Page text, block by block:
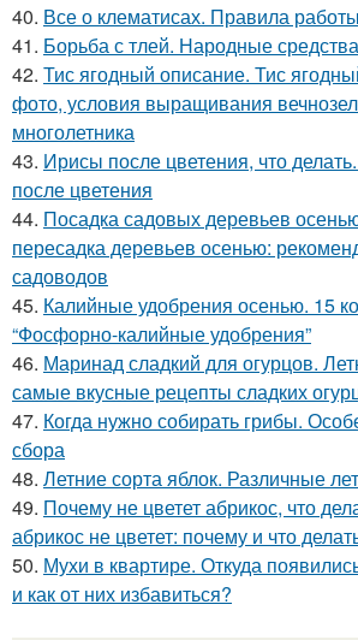
40. Все о клематисах. Правила
41. Борьба с тлей. Народные
42. Тис ягодный описание. Тис
фото, условия выращивания
многолетника
43. Ирисы после цветения, что
после цветения
44. Посадка садовых деревьев
пересадка деревьев осенью:
садоводов
45. Калийные удобрения осенью. 15
“Фосфорно-калийные удобрения”
46. Маринад сладкий для огурцов.
самые вкусные рецепты сладких
47. Когда нужно собирать грибы.
сбора
48. Летние сорта яблок. Различные
49. Почему не цветет абрикос, что
абрикос не цветет: почему и что
50. Мухи в квартире. Откуда
и как от них избавиться?